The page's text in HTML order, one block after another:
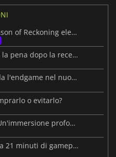
Diablo IV: Lord of Hatred: Season of Reckoning eleva l'esperienza
Diablo IV: Lord of Hatred vale la pena dopo la recensione di IGN?
Diablo IV: Lord of Hatred rivela l'endgame nel nuovo video di IGN First
o evitarlo?
Diablo IV: Il Lord of Hatred - Un'immersione profonda nella Storia
Diablo IV: Lord of Hatred svela 21 minuti di gameplay di Skovos